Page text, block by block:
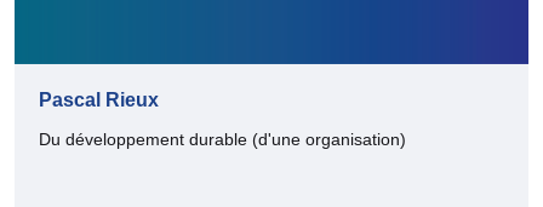
Pascal Rieux
Du développement durable (d'une organisation)